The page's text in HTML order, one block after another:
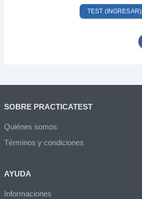
TEST (INGRESAR)
SOBRE PRACTICATEST
Quiénes somos
Términos y condiciones
AYUDA
Informaciones